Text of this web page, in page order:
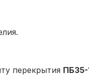
перекрытия ПБ35-